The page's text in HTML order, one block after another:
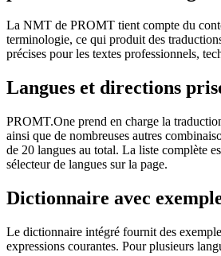
La NMT de PROMT tient compte du
terminologie, ce qui produit des
précises pour les textes professionnels,
Langues et directions
PROMT.One prend en charge la
ainsi que de nombreuses autres
de 20 langues au total. La liste complète
sélecteur de langues sur la page.
Dictionnaire avec
Le dictionnaire intégré fournit des
expressions courantes. Pour plusieurs